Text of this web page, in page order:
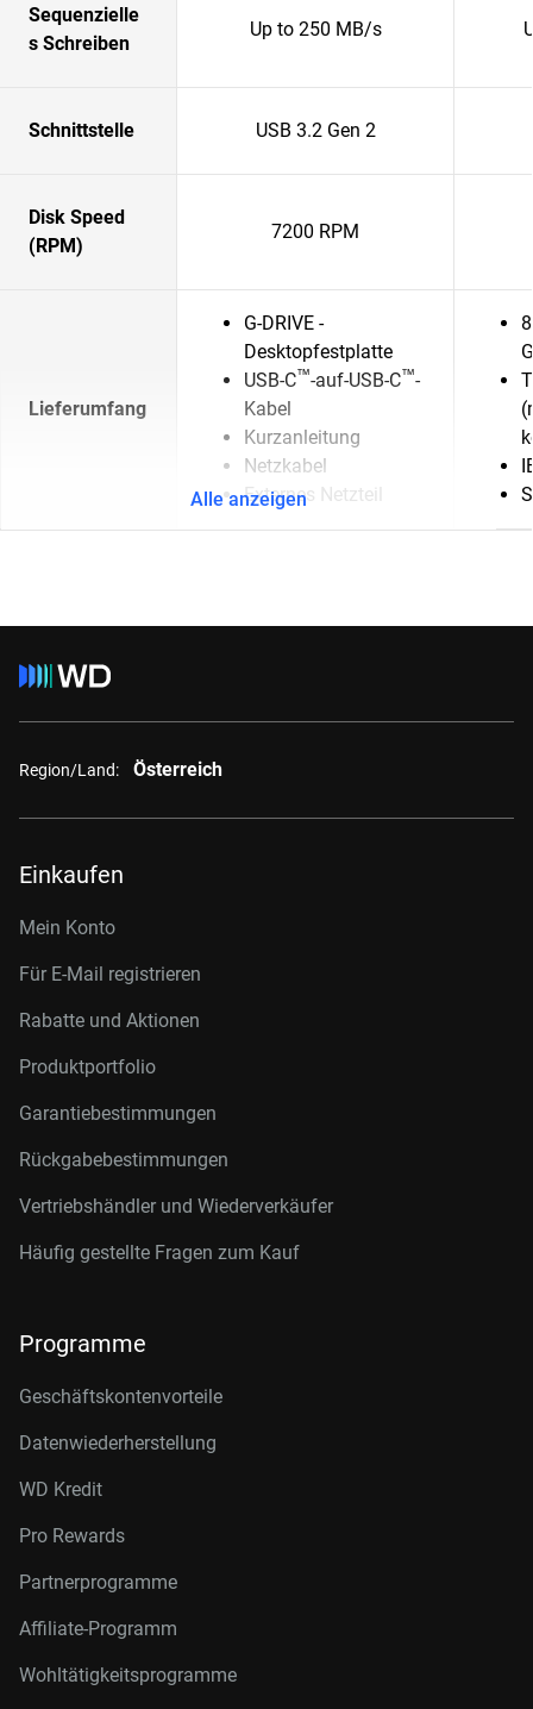
Sequenzielle
s Schreiben
Up to 250 MB/s
Schnittstelle USB 3.2 Gen 2
Disk Speed
(RPM)
7200 RPM
Lieferumfang
G-DRIVE -
Desktopfestplatte
USB-C™-auf-USB-C™-
Kabel
Kurzanleitung
Netzkabel
Externes Netzteil
Alle anzeigen
Region/Land: Österreich
Einkaufen
Mein Konto
Für E-Mail registrieren
Rabatte und Aktionen
Produktportfolio
Garantiebestimmungen
Rückgabebestimmungen
Vertriebshändler und Wiederverkäufer
Häufig gestellte Fragen zum Kauf
Programme
Geschäftskontenvorteile
Datenwiederherstellung
WD Kredit
Pro Rewards
Partnerprogramme
Affiliate-Programm
Wohltätigkeitsprogramme